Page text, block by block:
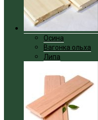
Осина
Вагонка ольха
Липа